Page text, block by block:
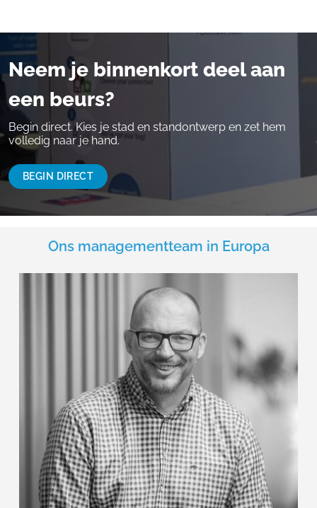
Neem je binnenkort deel aan
een beurs?
Begin direct. Kies je stad en standontwerp en zet hem
volledig naar je hand.
BEGIN DIRECT
Ons managementteam in Europa